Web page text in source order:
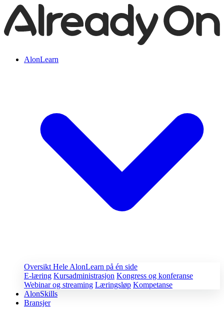
AlonLearn
Oversikt Hele AlonLearn på én side
E-læring Kursadministrasjon Kongress og konferanse
Webinar og streaming Læringsløp Kompetanse
AlonSkills
Bransjer